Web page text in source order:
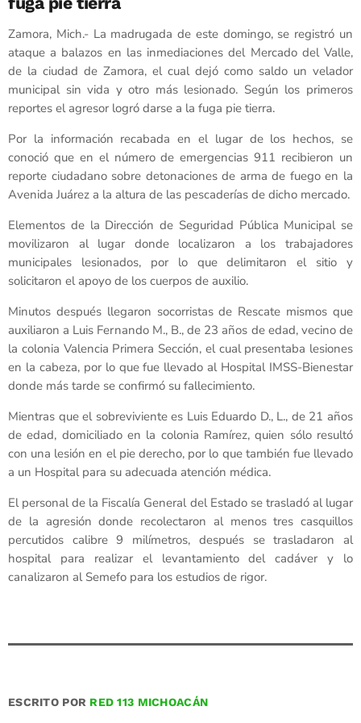
Zamora, Mich.- La madrugada de este domingo, se registró un
ataque a balazos en las inmediaciones del Mercado del Valle,
de la ciudad de Zamora, el cual dejó como saldo un velador
municipal sin vida y otro más lesionado. Según los primeros
reportes el agresor logró darse a la fuga pie tierra.
Por la información recabada en el lugar de los hechos, se
conoció que en el número de emergencias 911 recibieron un
reporte ciudadano sobre detonaciones de arma de fuego en la
Avenida Juárez a la altura de las pescaderías de dicho mercado.
Elementos de la Dirección de Seguridad Pública Municipal se
movilizaron al lugar donde localizaron a los trabajadores
municipales lesionados, por lo que delimitaron el sitio y
solicitaron el apoyo de los cuerpos de auxilio.
Minutos después llegaron socorristas de Rescate mismos que
auxiliaron a Luis Fernando M., B., de 23 años de edad, vecino de
la colonia Valencia Primera Sección, el cual presentaba lesiones
en la cabeza, por lo que fue llevado al Hospital IMSS-Bienestar
donde más tarde se confirmó su fallecimiento.
Mientras que el sobreviviente es Luis Eduardo D., L., de 21 años
de edad, domiciliado en la colonia Ramírez, quien sólo resultó
con una lesión en el pie derecho, por lo que también fue llevado
a un Hospital para su adecuada atención médica.
El personal de la Fiscalía General del Estado se trasladó al lugar
de la agresión donde recolectaron al menos tres casquillos
percutidos calibre 9 milímetros, después se trasladaron al
hospital para realizar el levantamiento del cadáver y lo
canalizaron al Semefo para los estudios de rigor.
ESCRITO POR RED 113 MICHOACÁN